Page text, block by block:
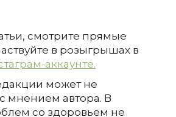
смотрите прямые
в розыгрышах в
аккаунте.
может не
мнением автора. В
со здоровьем не